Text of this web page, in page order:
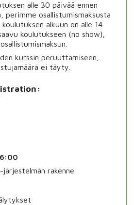
alle 30 päivää ennen
perimme osallistumismaksusta
alkuun on alle 14
koulutukseen (no show),
kurssin peruuttamiseen,
ei täyty.
rakenne